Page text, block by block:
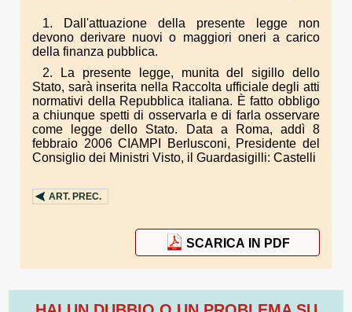
1. Dall'attuazione della presente legge non
devono derivare nuovi o maggiori oneri a carico
della finanza pubblica.
2. La presente legge, munita del sigillo dello
Stato, sarà inserita nella Raccolta ufficiale degli atti
normativi della Repubblica italiana. È fatto obbligo
a chiunque spetti di osservarla e di farla osservare
come legge dello Stato. Data a Roma, addì 8
febbraio 2006 CIAMPI Berlusconi, Presidente del
Consiglio dei Ministri Visto, il Guardasigilli: Castelli
ART. PREC.
SCARICA IN PDF